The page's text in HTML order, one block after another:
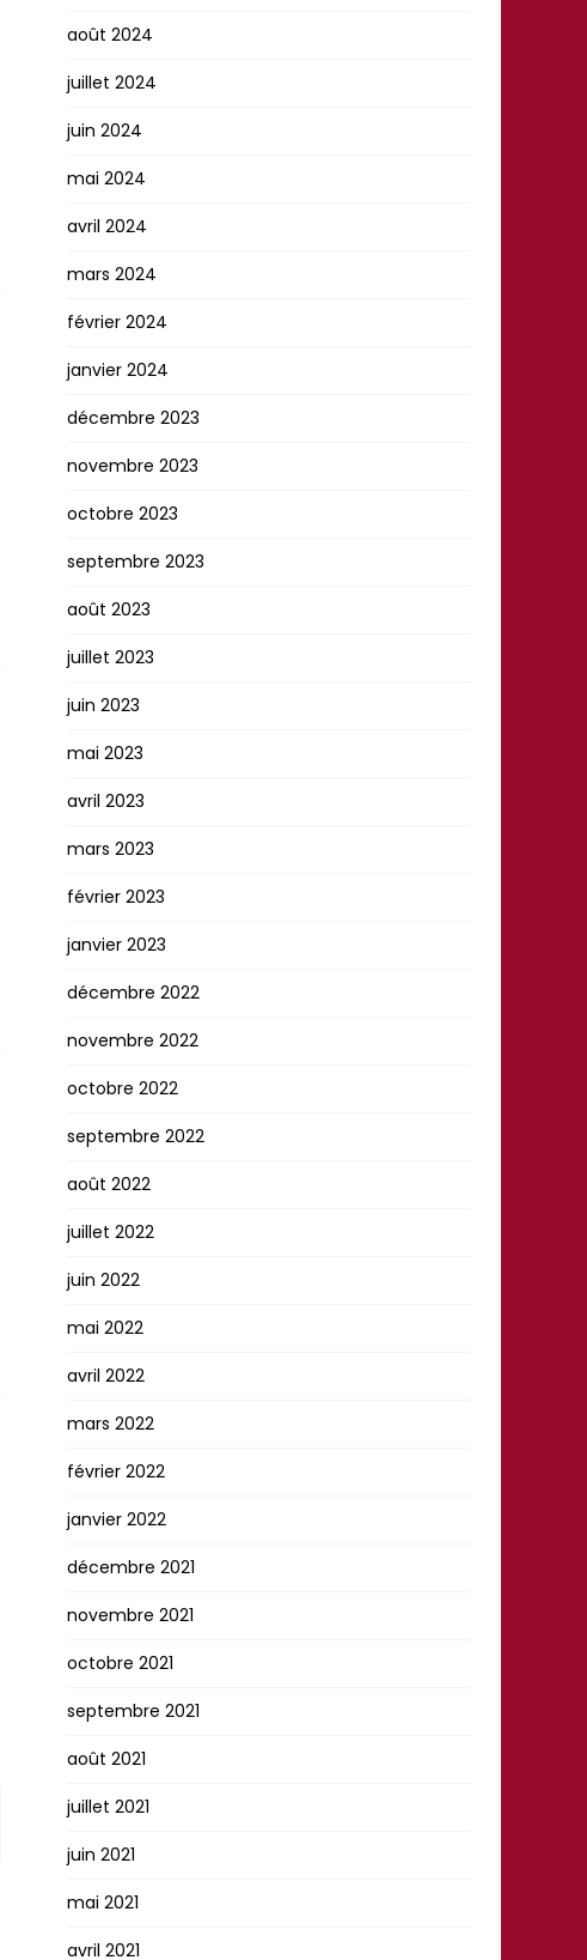
août 2024
juillet 2024
juin 2024
mai 2024
avril 2024
mars 2024
février 2024
janvier 2024
décembre 2023
novembre 2023
octobre 2023
septembre 2023
août 2023
juillet 2023
juin 2023
mai 2023
avril 2023
mars 2023
février 2023
janvier 2023
décembre 2022
novembre 2022
octobre 2022
septembre 2022
août 2022
juillet 2022
juin 2022
mai 2022
avril 2022
mars 2022
février 2022
janvier 2022
décembre 2021
novembre 2021
octobre 2021
septembre 2021
août 2021
juillet 2021
juin 2021
mai 2021
avril 2021